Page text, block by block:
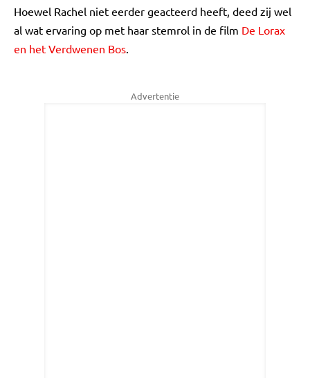
Hoewel Rachel niet eerder geacteerd heeft, deed zij wel
al wat ervaring op met haar stemrol in de film De Lorax
en het Verdwenen Bos.
Advertentie